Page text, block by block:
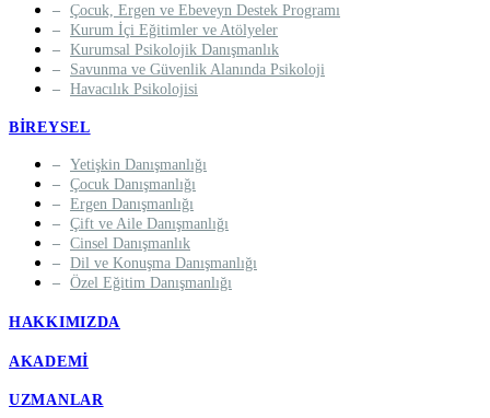
Çocuk, Ergen ve Ebeveyn Destek Programı
Kurum İçi Eğitimler ve Atölyeler
Kurumsal Psikolojik Danışmanlık
Savunma ve Güvenlik Alanında Psikoloji
Havacılık Psikolojisi
BIREYSEL
Yetişkin Danışmanlığı
Çocuk Danışmanlığı
Ergen Danışmanlığı
Çift ve Aile Danışmanlığı
Cinsel Danışmanlık
Dil ve Konuşma Danışmanlığı
Özel Eğitim Danışmanlığı
HAKKIMIZDA
AKADEMI
UZMANLAR